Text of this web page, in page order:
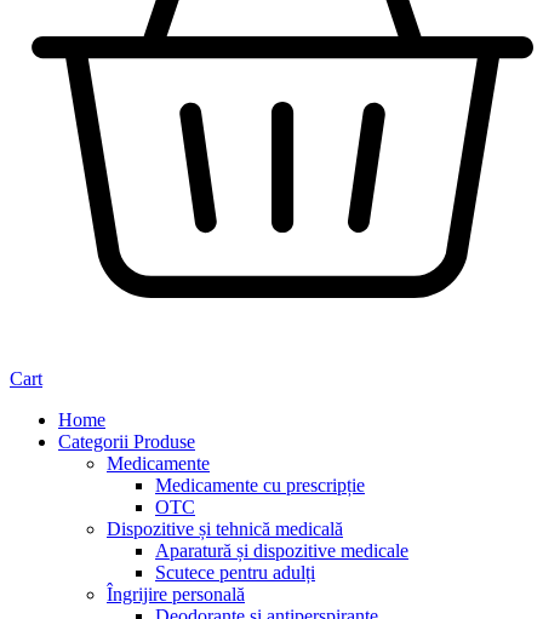
Cart
Home
Categorii Produse
Medicamente
Medicamente cu prescripție
OTC
Dispozitive și tehnică medicală
Aparatură și dispozitive medicale
Scutece pentru adulți
Îngrijire personală